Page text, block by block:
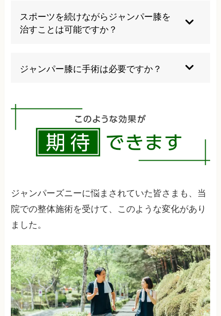
負荷のかからない範囲での運動は必要です。当院
では個々の状態に合わせた適切なアドバイスを提
供しています。
院の施術では多くの場合、1〜2ヶ月程度で競技復
帰が可能です。ただし、完全な回復と再発防止の
ためには、3〜6ヶ月の継続的なケアをお勧めして
定期的な再評価を行いながら改善を目指します。
スポーツを続けながらジャンパー膝を
治すことは可能ですか？
善できるよう、テーピング指導や練習メニューの
調整アドバイスを行っています。ただし、症状の
あります。競技と治療のバランスを取りながら、
最適な改善方法を提案します。
ジャンパー膝に手術は必要ですか？
当院の施術を受けた方のほとんどが手術なしで改
善しています。早期に適切な対処をすることが、
手術を避けるカギとなります。
ジャンパーズニーに悩まされていた皆さまも、当
院での整体施術を受けて、このような変化があり
ました。